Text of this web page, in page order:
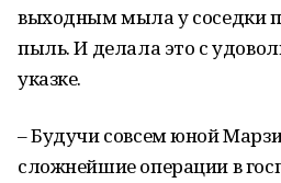
выходным мыла у соседки
пыль. И делала это с
указке.
– Будучи совсем юной
сложнейшие операции в